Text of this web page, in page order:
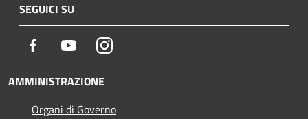
SEGUICI SU
Facebook YoutubeInstagram
AMMINISTRAZIONE
Organi di Governo